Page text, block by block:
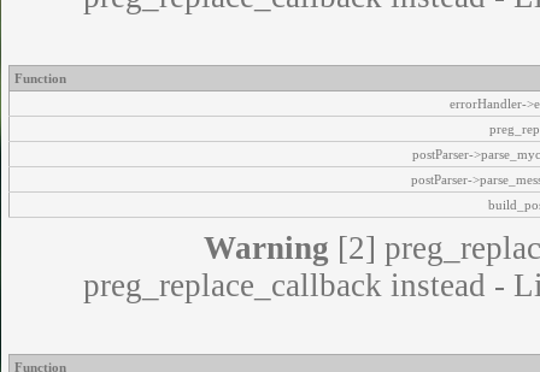
Function
errorHandler-
postParser-
postParser-
Warning [2]
preg_replace_callback instead -
Function